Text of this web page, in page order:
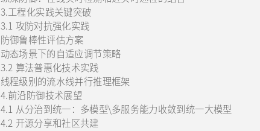
3.工程化实践关键突破
3.1 攻防对抗强化实践
防御鲁棒性评估方案
动态场景下的自适应调节策略
3.2 算法普惠化技术实践
线程级别的流水线并行推理框架
4.前沿防御技术展望
4.1 从分治到统一：多模型\多服务能力收敛到统一大模型
4.2 开源分享和社区共建